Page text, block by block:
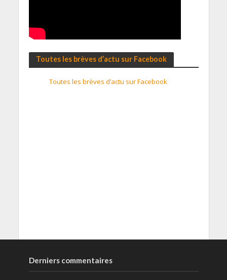
Toutes les brèves d’actu sur Facebook
Toutes les brèves d’actu sur Facebook
Derniers commentaires